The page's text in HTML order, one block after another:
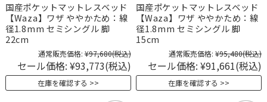
国産ポケットマットレスベッド
【Waza】ワザ ややかため：線
径1.8mm セミシングル 脚
22cm
通常販売価格: ¥97,680(税込)
セール価格: ¥93,773(税込)
在庫を確認する
国産ポケットマットレスベッド
【Waza】ワザ ややかため：線
径1.8mm セミシングル 脚
15cm
通常販売価格: ¥95,480(税込)
セール価格: ¥91,661(税込)
在庫を確認する